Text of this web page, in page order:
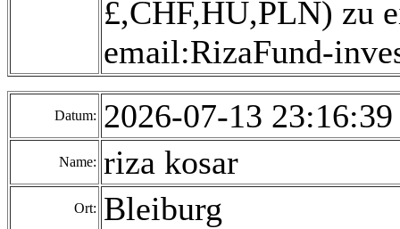
£,CHF,HU,PLN) zu
email:RizaFund-
Datum: 2026-07-13
Name: riza kosar
Ort: Bleiburg